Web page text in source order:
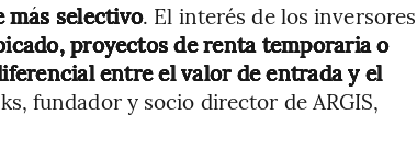
selectivo. El interés de los inversores
proyectos de renta temporaria o
entre el valor de entrada y el
fundador y socio director de ARGIS,